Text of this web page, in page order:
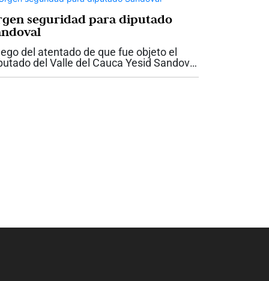
seguridad para diputado
del atentado de que fue objeto el
del Valle del Cauca Yesid Sandoval
la antigua vía entre Cali y Yumbo, la